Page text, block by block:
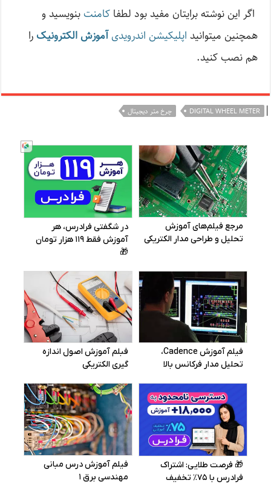
اگر این نوشته‌ برایتان مفید بود لطفاکامنت بنویسید و
همچنین میتوانید اپلیکیشن اندرویدیآموزش الکترونیک را
هم نصب کنید.
|
DIGITAL WHEEL METER چرخ متر دیجیتال